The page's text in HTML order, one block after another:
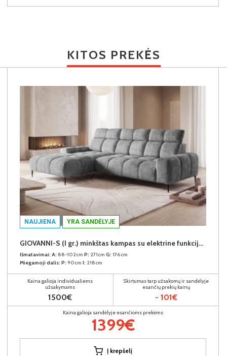
KITOS PREKĖS
NAUJIENA YRA SANDĖLYJE
GIOVANNI-S (I gr.) minkštas kampas su elektrine funkcija (Aphrodite-21) K
Išmatavimai: A: 88-102cm P: 271cm G: 176cm
Miegamoji dalis: P: 90cm I: 218cm
Kaina galioja individualiems
užsakymams
1500€
Skirtumas tarp užsakomų ir sandėlyje
esančių prekių kainų
- 101€
Kaina galioja sandėlyje esančioms prekėms
1399€
Į krepšelį